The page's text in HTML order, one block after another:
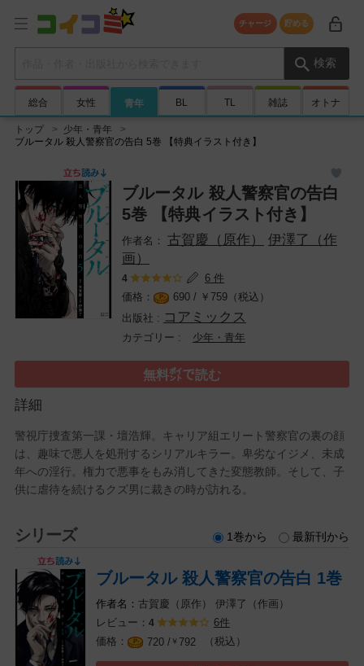
チャージ 貯める
検索
総合 女性 青年 BL TL 雑誌 オトナ
トップ
少年・青年
ブルータル 殺人警察官の告白 5巻 【特典イラスト付き】
ブルータル 殺人警察官の告白
5巻 【特典イラスト付き】
古賀慶（原作）
伊澤了（作
画）
4
6 件
690 / ￥ 759（税込）
コアミックス
少年・青年
無料㌽で読む
詳細
警視庁捜査第一課・壇浩輝。キャリア組エリート警察官の裏の顔
は、趣味で悪人を処刑するシリアルキラー。卑劣なイジメ、未成
年への淫行。権力で悪事をもみ消してきた変態教師。そして、子
供に虐待を続けるクズ男に裁きの時が訪れる。
シリーズ 1巻から 最新刊から
ブルータル 殺人警察官の告白 1巻
古賀慶（原作）
伊澤了（作画）
レビュー： 4
6件
720 /￥ 792 （税込）